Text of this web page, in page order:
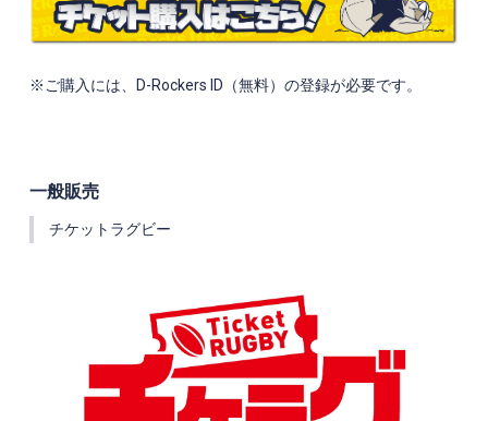
※ ご購入には、D-Rockers ID（無料）の登録が必要です。
一般販売
チケットラグビー